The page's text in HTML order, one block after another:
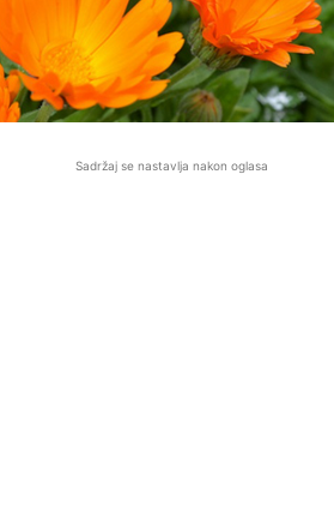
Sadržaj se nastavlja nakon oglasa